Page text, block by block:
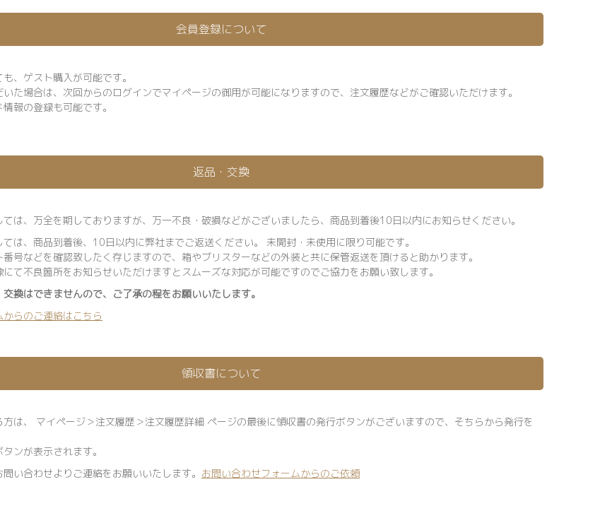
会員登録について
、ゲスト購入が可能です。
た場合は、次回からのログインでマイページの御用が可能になりますので、注文履歴などがご確認いただけます。
報の登録も可能です。
返品・交換
は、万全を期しておりますが、万一不良・破損などがございましたら、商品到着後10日以内にお知らせください。
は、商品到着後、10日以内に弊社までご返送ください。 未開封・未使用に限り可能です。
号などを確認致したく存じますので、箱やブリスターなどの外装と共に保管返送を頂けると助かります。
て不良箇所をお知らせいただけますとスムーズな対応が可能ですのでご協力をお願い致します。
換はできませんので、ご了承の程をお願いいたします。
らのご連絡はこちら
領収書について
は、 マイページ＞注文履歴＞注文履歴詳細 ページの最後に領収書の発行ボタンがございますので、そちらから発行を
ンが表示されます。
い合わせよりご連絡をお願いいたします。 お問い合わせフォームからのご依頼